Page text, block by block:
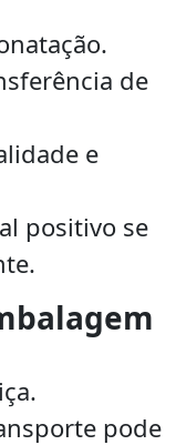
de
e
positivo se
pode